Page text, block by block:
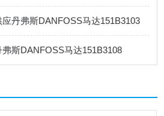
应丹弗斯DANFOSS马达151B3103
弗斯DANFOSS马达151B3108